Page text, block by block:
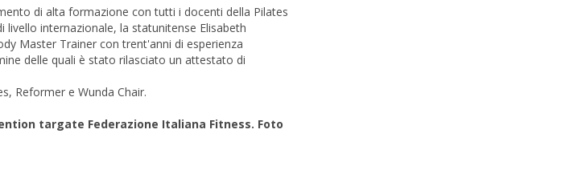
di alta formazione con tutti i docenti della Pilates
internazionale, la statunitense Elisabeth
Master Trainer con trent'anni di esperienza
delle quali è stato rilasciato un attestato di
Reformer e Wunda Chair.
targate Federazione Italiana Fitness. Foto